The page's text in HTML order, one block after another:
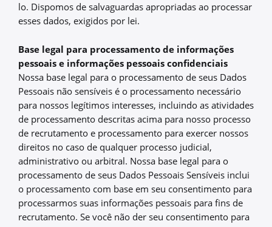
lo. Dispomos de salvaguardas apropriadas ao processar
esses dados, exigidos por lei.
Base legal para processamento de informações
pessoais e informações pessoais confidenciais
Nossa base legal para o processamento de seus Dados
Pessoais não sensíveis é o processamento necessário
para nossos legítimos interesses, incluindo as atividades
de processamento descritas acima para nosso processo
de recrutamento e processamento para exercer nossos
direitos no caso de qualquer processo judicial,
administrativo ou arbitral. Nossa base legal para o
processamento de seus Dados Pessoais Sensíveis inclui
o processamento com base em seu consentimento para
processarmos suas informações pessoais para fins de
recrutamento. Se você não der seu consentimento para